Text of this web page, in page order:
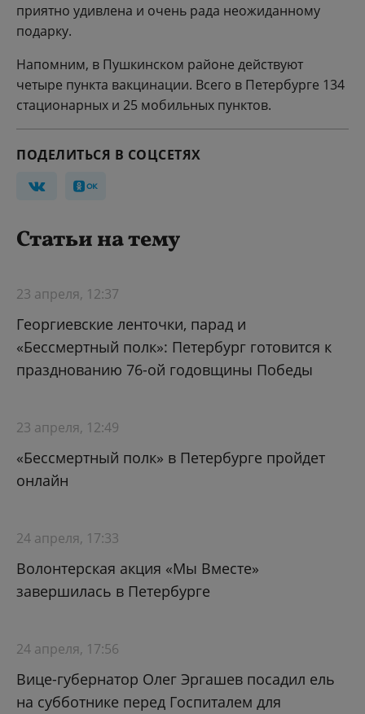
приятно удивлена и очень рада неожиданному
подарку.
Напомним, в Пушкинском районе действуют
четыре пункта вакцинации. Всего в Петербурге 134
стационарных и 25 мобильных пунктов.
ПОДЕЛИТЬСЯ В СОЦСЕТЯХ
Статьи на тему
23 апреля, 12:37
Георгиевские ленточки, парад и
«Бессмертный полк»: Петербург готовится к
празднованию 76-ой годовщины Победы
23 апреля, 12:49
«Бессмертный полк» в Петербурге пройдет
онлайн
24 апреля, 17:33
Волонтерская акция «Мы Вместе»
завершилась в Петербурге
24 апреля, 17:56
Вице-губернатор Олег Эргашев посадил ель
на субботнике перед Госпиталем для